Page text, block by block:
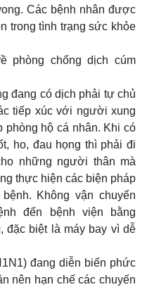
Các bệnh nhân được
trong tình trạng sức khỏe
phòng chống dịch cúm
đang có dịch phải tự chủ
tiếp xúc với người xung
phòng hộ cá nhân. Khi có
ho, đau họng thì phải đi
những người thân mà
thực hiện các biện pháp
Không vận chuyển
đến bệnh viện bằng
đặc biệt là máy bay vì dễ
đang diễn biến phức
nên hạn chế các chuyến